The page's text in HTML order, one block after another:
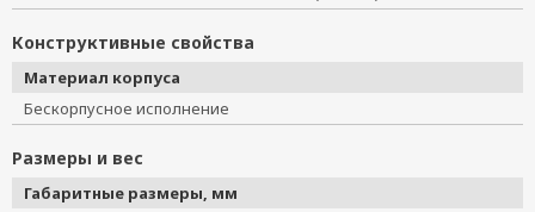
Конструктивные свойства
Материал корпуса
Бескорпусное исполнение
Размеры и вес
Габаритные размеры, мм